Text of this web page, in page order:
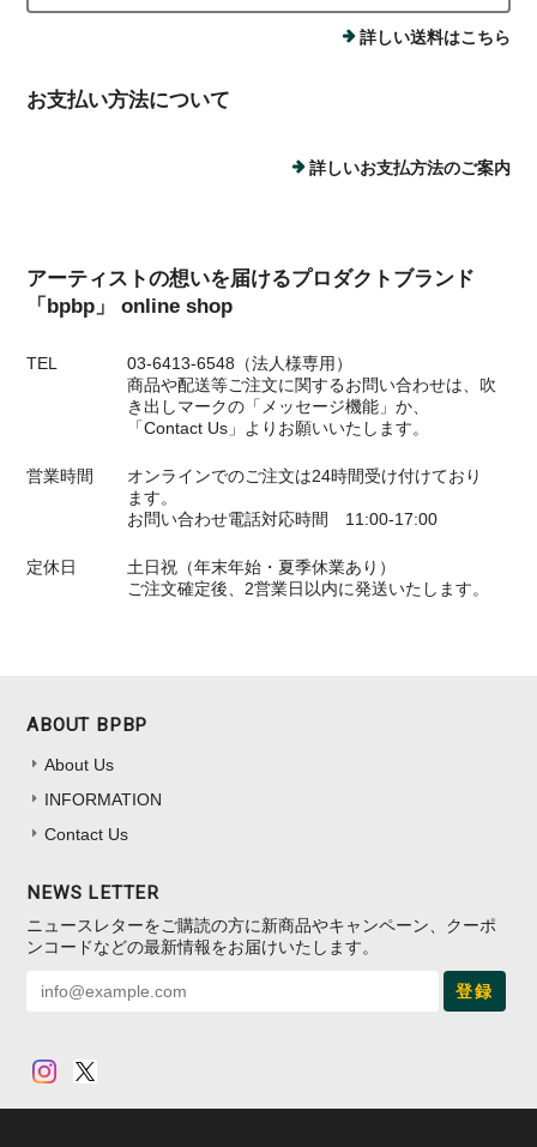
詳しい送料はこちら
お支払い方法について
詳しいお支払方法のご案内
アーティストの想いを届けるプロダクトブランド
「bpbp」 online shop
TEL
03-6413-6548（法人様専用）
商品や配送等ご注文に関するお問い合わせは、吹
き出しマークの「メッセージ機能」か、
「Contact Us」よりお願いいたします。
営業時間
オンラインでのご注文は24時間受け付けており
ます。
お問い合わせ電話対応時間 11:00-17:00
定休日
土日祝（年末年始・夏季休業あり）
ご注文確定後、2営業日以内に発送いたします。
ABOUT BPBP
About Us
INFORMATION
Contact Us
NEWS LETTER
ニュースレターをご購読の方に新商品やキャンペーン、クーポ
ンコードなどの最新情報をお届けいたします。
登録